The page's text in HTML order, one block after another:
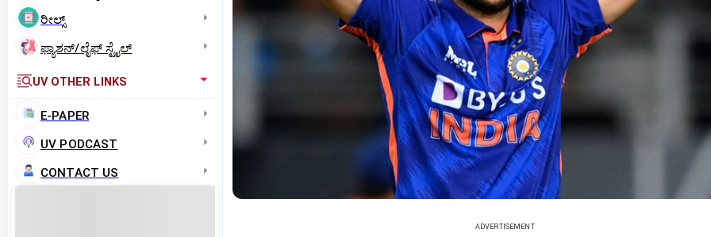
ರೀಲ್ಸ್
ಫ್ಯಾಶನ್/ಲೈಫ್‌ ಸ್ಟೈಲ್
UV OTHER LINKS
E-PAPER
UV PODCAST
CONTACT US
ADVERTISEMENT